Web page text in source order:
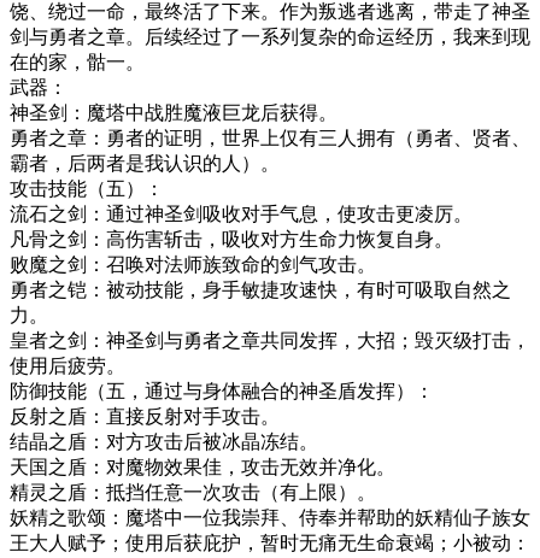
饶、绕过一命，最终活了下来。作为叛逃者逃离，带走了神圣
剑与勇者之章。后续经过了一系列复杂的命运经历，我来到现
在的家，骷一。
武器：
神圣剑：魔塔中战胜魔液巨龙后获得。
勇者之章：勇者的证明，世界上仅有三人拥有（勇者、贤者、
霸者，后两者是我认识的人）。
攻击技能（五）：
流石之剑：通过神圣剑吸收对手气息，使攻击更凌厉。
凡骨之剑：高伤害斩击，吸收对方生命力恢复自身。
败魔之剑：召唤对法师族致命的剑气攻击。
勇者之铠：被动技能，身手敏捷攻速快，有时可吸取自然之
力。
皇者之剑：神圣剑与勇者之章共同发挥，大招；毁灭级打击，
使用后疲劳。
防御技能（五，通过与身体融合的神圣盾发挥）：
反射之盾：直接反射对手攻击。
结晶之盾：对方攻击后被冰晶冻结。
天国之盾：对魔物效果佳，攻击无效并净化。
精灵之盾：抵挡任意一次攻击（有上限）。
妖精之歌颂：魔塔中一位我崇拜、侍奉并帮助的妖精仙子族女
王大人赋予；使用后获庇护，暂时无痛无生命衰竭；小被动：